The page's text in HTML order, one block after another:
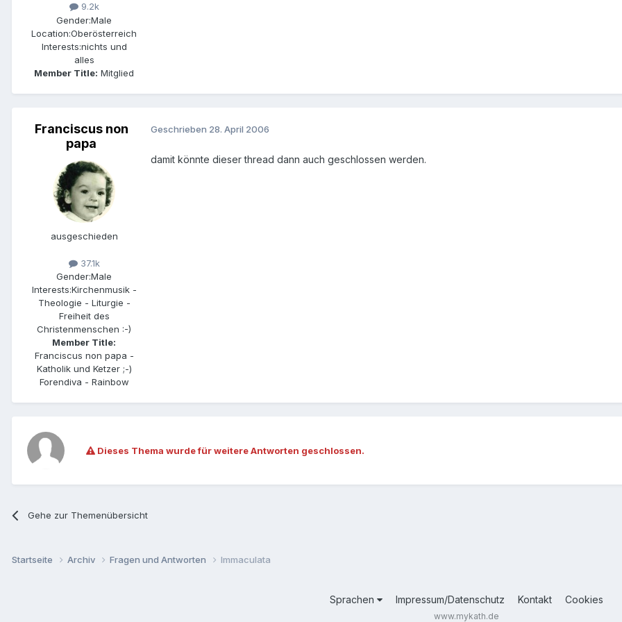
9.2k
Gender:Male
Location:Oberösterreich
Interests:nichts und
alles
Member Title: Mitglied
Franciscus non
papa
ausgeschieden
37.1k
Gender:Male
Interests:Kirchenmusik -
Theologie - Liturgie -
Freiheit des
Christenmenschen :-)
Member Title:
Franciscus non papa -
Katholik und Ketzer ;-)
Forendiva - Rainbow
Geschrieben 28. April 2006
damit könnte dieser thread dann auch geschlossen werden.
Dieses Thema wurde für weitere Antworten geschlossen.
Gehe zur Themenübersicht
Startseite Archiv Fragen und Antworten Immaculata
Sprachen Impressum/Datenschutz Kontakt Cookies
www.mykath.de